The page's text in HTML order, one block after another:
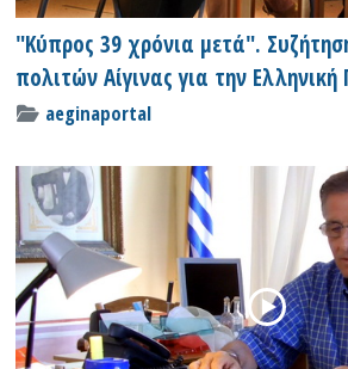
"Κύπρος 39 χρόνια μετά".
πολιτών Αίγινας για την Ελληνική
aeginaportal